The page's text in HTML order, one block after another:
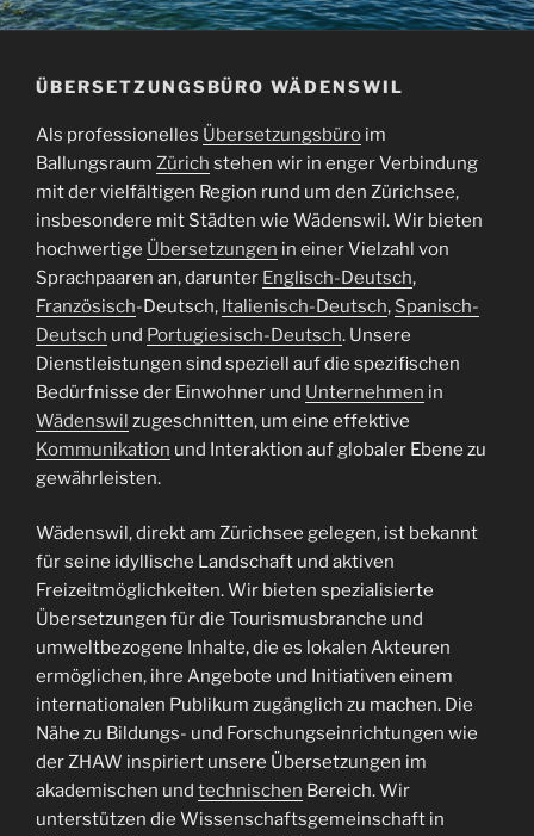
ÜBERSETZUNGSBÜRO WÄDENSWIL
Als professionelles Übersetzungsbüro im
Ballungsraum Zürich stehen wir in enger Verbindung
mit der vielfältigen Region rund um den Zürichsee,
insbesondere mit Städten wie Wädenswil. Wir bieten
hochwertige Übersetzungen in einer Vielzahl von
Sprachpaaren an, darunter Englisch-Deutsch,
Französisch-Deutsch, Italienisch-Deutsch, Spanisch-
Deutsch und Portugiesisch-Deutsch. Unsere
Dienstleistungen sind speziell auf die spezifischen
Bedürfnisse der Einwohner und Unternehmen in
Wädenswil zugeschnitten, um eine effektive
Kommunikation und Interaktion auf globaler Ebene zu
gewährleisten.
Wädenswil, direkt am Zürichsee gelegen, ist bekannt
für seine idyllische Landschaft und aktiven
Freizeitmöglichkeiten. Wir bieten spezialisierte
Übersetzungen für die Tourismusbranche und
umweltbezogene Inhalte, die es lokalen Akteuren
ermöglichen, ihre Angebote und Initiativen einem
internationalen Publikum zugänglich zu machen. Die
Nähe zu Bildungs- und Forschungseinrichtungen wie
der ZHAW inspiriert unsere Übersetzungen im
akademischen und technischen Bereich. Wir
unterstützen die Wissenschaftsgemeinschaft in